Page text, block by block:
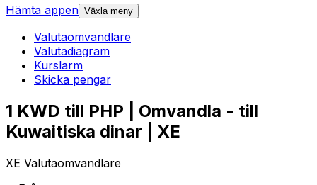
Hämta appen Växla meny
Valutaomvandlare
Valutadiagram
Kurslarm
Skicka pengar
1 KWD till PHP | Omvandla - till
Kuwaitiska dinar | XE
XE Valutaomvandlare